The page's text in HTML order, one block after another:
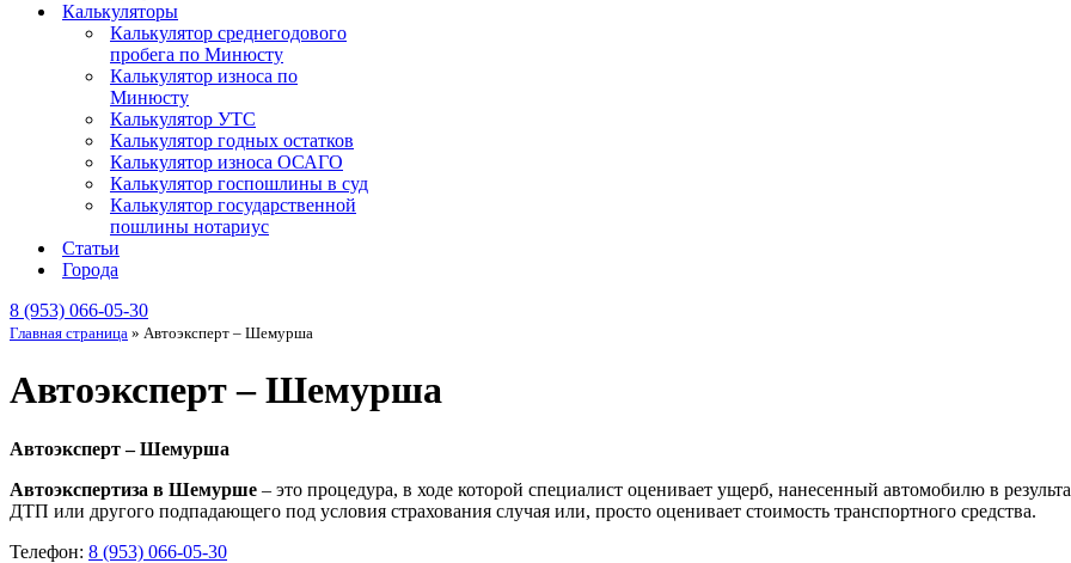
Калькуляторы
Калькулятор среднегодового
пробега по Минюсту
Калькулятор износа по
Минюсту
Калькулятор УТС
Калькулятор годных остатков
Калькулятор износа ОСАГО
Калькулятор госпошлины в суд
Калькулятор государственной
пошлины нотариус
Статьи
Города
8 (953) 066-05-30
Главная страница » Автоэксперт – Шемурша
Автоэксперт – Шемурша
Автоэксперт – Шемурша
Автоэкспертиза в Шемурше – это процедура, в ходе которой специалист оценивает ущерб, нанесенный автомобилю в
ДТП или другого подпадающего под условия страхования случая или, просто оценивает стоимость транспортного средства.
Телефон: 8 (953) 066-05-30